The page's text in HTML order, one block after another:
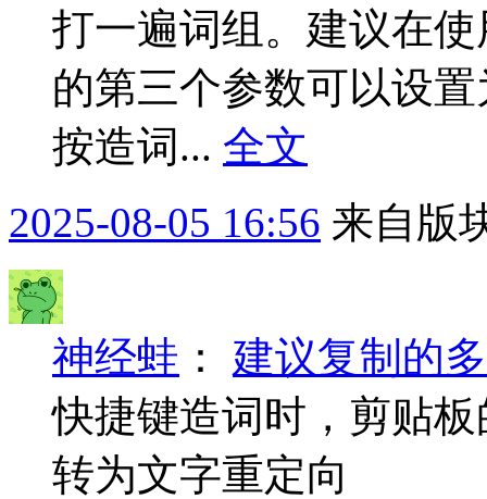
打一遍词组。建议在使
的第三个参数可以设置
按造词... 全文
2025-08-05 16:56 来自版
神经蛙 ： 建议复制的
快捷键造词时，剪贴
转为文字重定向